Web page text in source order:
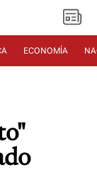
ECONOMÍA